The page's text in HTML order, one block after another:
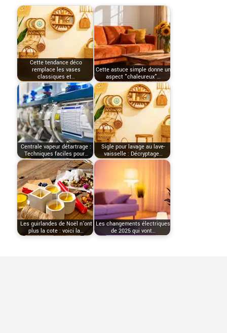
Cette tendance déco
remplace les vases
classiques et…
Cette astuce simple donne un
aspect "chaleureux"…
Centrale vapeur détartrage :
Techniques faciles pour…
Sigle pour lavage au lave-
vaisselle : Décryptage…
Les guirlandes de Noël n’ont
plus la cote : voici la…
Les changements électriques
de 2025 qui vont…